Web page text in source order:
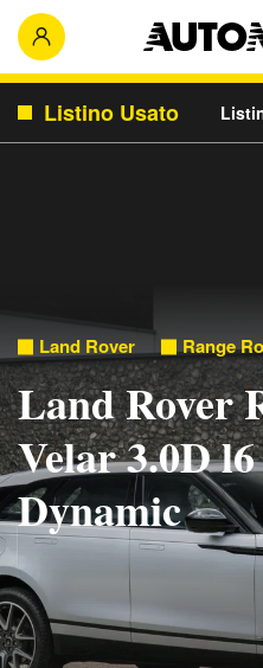
Listino Usato
Land Rover Range
Land Rover
Velar 3.0D
Dynamic